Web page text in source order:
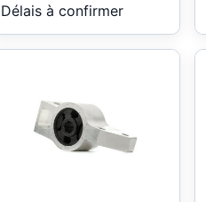
Délais à confirmer